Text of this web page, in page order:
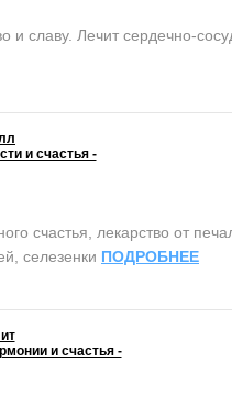
славу. Лечит сердечно-
и счастья -
лекарство от
селезенки ПОДРОБНЕЕ
и счастья -